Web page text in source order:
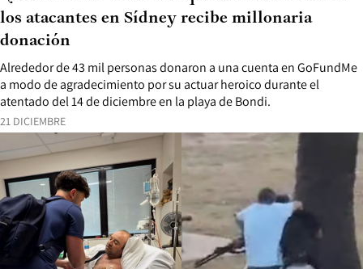
21 DICIEMBRE
Alrededor de 43 mil personas donaron a una cuenta en GoFundMe
a modo de agradecimiento por su actuar heroico durante el
atentado del 14 de diciembre en la playa de Bondi.
los atacantes en Sídney recibe millonaria
donación